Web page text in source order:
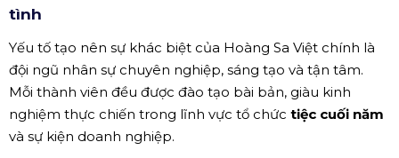
tình
Yếu tố tạo nên sự khác biệt của Hoàng Sa Việt chính là
đội ngũ nhân sự chuyên nghiệp, sáng tạo và tận tâm.
Mỗi thành viên đều được đào tạo bài bản, giàu kinh
nghiệm thực chiến trong lĩnh vực tổ chức tiệc cuối năm
và sự kiện doanh nghiệp.